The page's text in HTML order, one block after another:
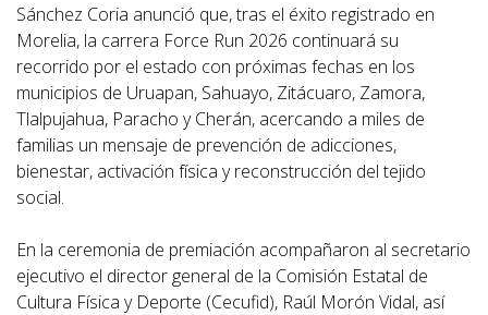
Sánchez Coria anunció que, tras el éxito registrado en
Morelia, la carrera Force Run 2026 continuará su
recorrido por el estado con próximas fechas en los
municipios de Uruapan, Sahuayo, Zitácuaro, Zamora,
Tlalpujahua, Paracho y Cherán, acercando a miles de
familias un mensaje de prevención de adicciones,
bienestar, activación física y reconstrucción del tejido
social.
En la ceremonia de premiación acompañaron al secretario
ejecutivo el director general de la Comisión Estatal de
Cultura Física y Deporte (Cecufid), Raúl Morón Vidal, así